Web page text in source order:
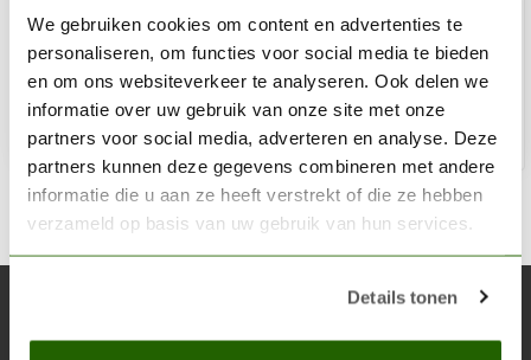
We gebruiken cookies om content en advertenties te
personaliseren, om functies voor social media te bieden
en om ons websiteverkeer te analyseren. Ook delen we
informatie over uw gebruik van onze site met onze
partners voor social media, adverteren en analyse. Deze
partners kunnen deze gegevens combineren met andere
informatie die u aan ze heeft verstrekt of die ze hebben
verzameld op basis van uw gebruik van hun services.
Details tonen
€8,69
Niet op voorraad
Blijf op de hoogte over onze laatste acties